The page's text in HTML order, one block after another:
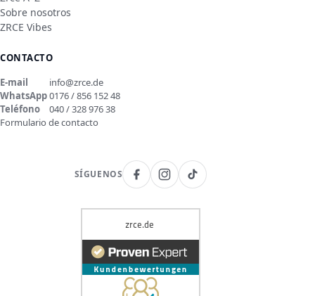
Sobre nosotros
ZRCE Vibes
CONTACTO
E-mail
info@zrce.de
WhatsApp0176 / 856 152 48
Teléfono
040 / 328 976 38
Formulario de contacto
SÍGUENOS